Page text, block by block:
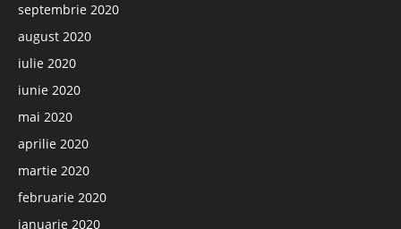
septembrie 2020
august 2020
iulie 2020
iunie 2020
mai 2020
aprilie 2020
martie 2020
februarie 2020
ianuarie 2020